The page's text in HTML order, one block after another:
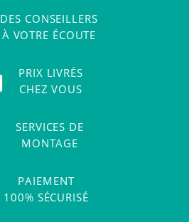
DES CONSEILLERS
À VOTRE ÉCOUTE
PRIX LIVRÉS
CHEZ VOUS
SERVICES DE
MONTAGE
PAIEMENT
100% SÉCURISÉ